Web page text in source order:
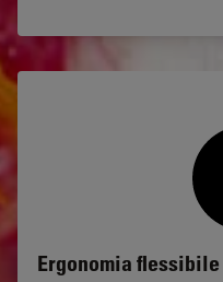
Ergonomia flessibile